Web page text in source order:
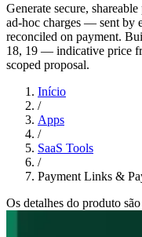
Generate secure,
ad-hoc charges — sent by
reconciled on payment.
18, 19 — indicative price
scoped proposal.
Início
/
Apps
/
SaaS Tools
/
Payment Links &
Os detalhes do produto